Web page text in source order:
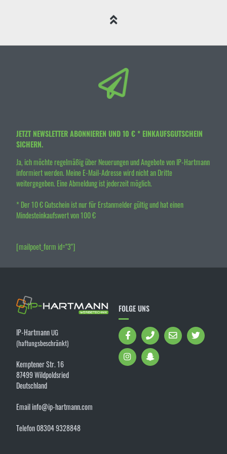
JETZT NEWSLETTER ABONNIEREN UND 10 € * EINKAUFSGUTSCHEIN
SICHERN.
Ja, ich möchte regelmäßig über Neuerungen und Angebote von IP-Hartmann
informiert werden. Meine E-Mail-Adresse wird nicht an Dritte
weitergegeben. Eine Abmeldung ist jederzeit möglich.
* Der 10 € Gutschein ist nur für Erstanmelder gültig und hat einen
Mindesteinkaufswert von 100 €
[mailpoet_form id="3"]
IP-HartmannUG
(haftungsbeschränkt)
Kemptener Str. 16
87499 Wildpoldsried
Deutschland
Email info@ip-hartmann.com
Telefon 08304 9328848
FOLGE UNS